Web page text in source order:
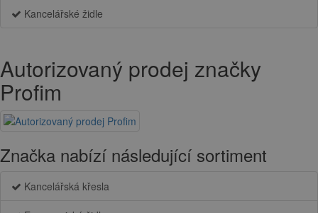
Kancelářské židle
Autorizovaný prodej značky
Profim
Značka nabízí následující sortiment
Kancelářská křesla